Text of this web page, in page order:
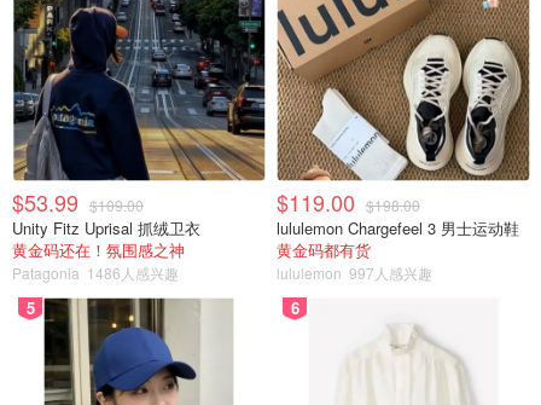
放弃）
$53.99 $109.00
Unity Fitz Uprisal 抓绒卫衣
黄金码还在！氛围感之神
Patagonia 1486人感兴趣
$119.00 $198.00
lululemon Chargefeel 3 男士运动鞋
黄金码都有货
lululemon 997人感兴趣
5 6